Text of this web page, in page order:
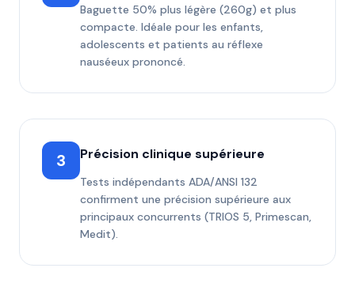
Baguette 50% plus légère (260g) et plus
compacte. Idéale pour les enfants,
adolescents et patients au réflexe
nauséeux prononcé.
3 Précision clinique supérieure
Tests indépendants ADA/ANSI 132
confirment une précision supérieure aux
principaux concurrents (TRIOS 5, Primescan,
Medit).